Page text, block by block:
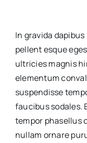
In gravida
pellent esque
ultricies magnis
elementum
suspendisse
faucibus sodales.
tempor phasellus
nullam ornare